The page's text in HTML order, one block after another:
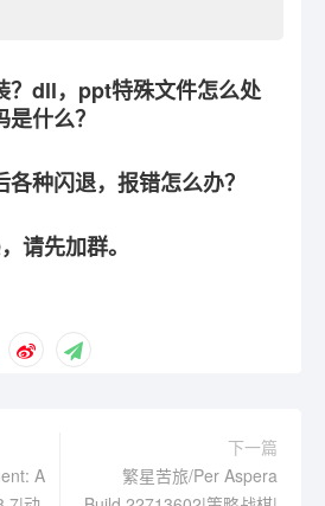
？dll，ppt特殊文件怎么处
什么？
种闪退，报错怎么办？
请先加群。
A
下一篇
繁星苦旅/Per Aspera